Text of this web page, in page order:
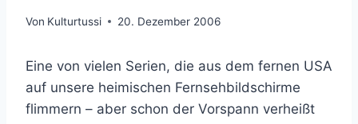
Von Kulturtussi 20. Dezember 2006
Eine von vielen Serien, die aus dem fernen USA
auf unsere heimischen Fernsehbildschirme
flimmern – aber schon der Vorspann verheißt